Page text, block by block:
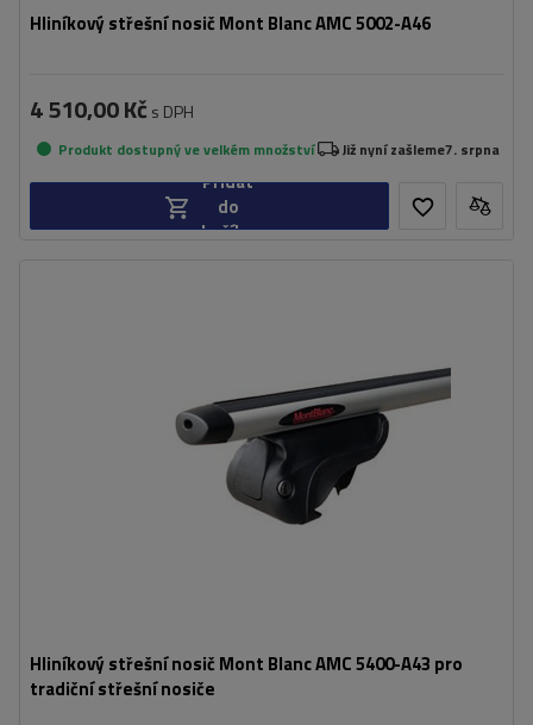
Hliníkový střešní nosič Mont Blanc AMC 5002-A46
4 510,00 Kč s DPH
Produkt dostupný ve velkém množství Již nyní zašleme7. srpna
Přidat
do
košíku
Hliníkový střešní nosič Mont Blanc AMC 5400-A43 pro
tradiční střešní nosiče